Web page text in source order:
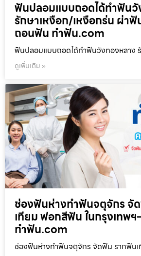
ฟันปลอมแบบถอดได้ทำฟันวั
รักษาเหงือก/เหงือกร่น ผ่า
ถอนฟัน ทำฟัน.com
ฟันปลอมแบบถอดได้ทำฟันวังทองหลาง
ดูเพิ่มเติม »
ช่องฟันห่างทำฟันจตุจักร จั
เทียม ฟอกสีฟัน ในกรุงเทพ
ทำฟัน.com
ช่องฟันห่างทำฟันจตุจักร จัดฟัน รากฟันเ